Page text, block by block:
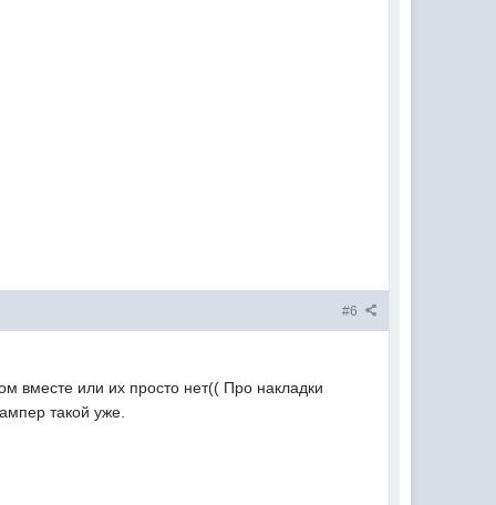
#6
вместе или их просто нет(( Про накладки
такой уже.